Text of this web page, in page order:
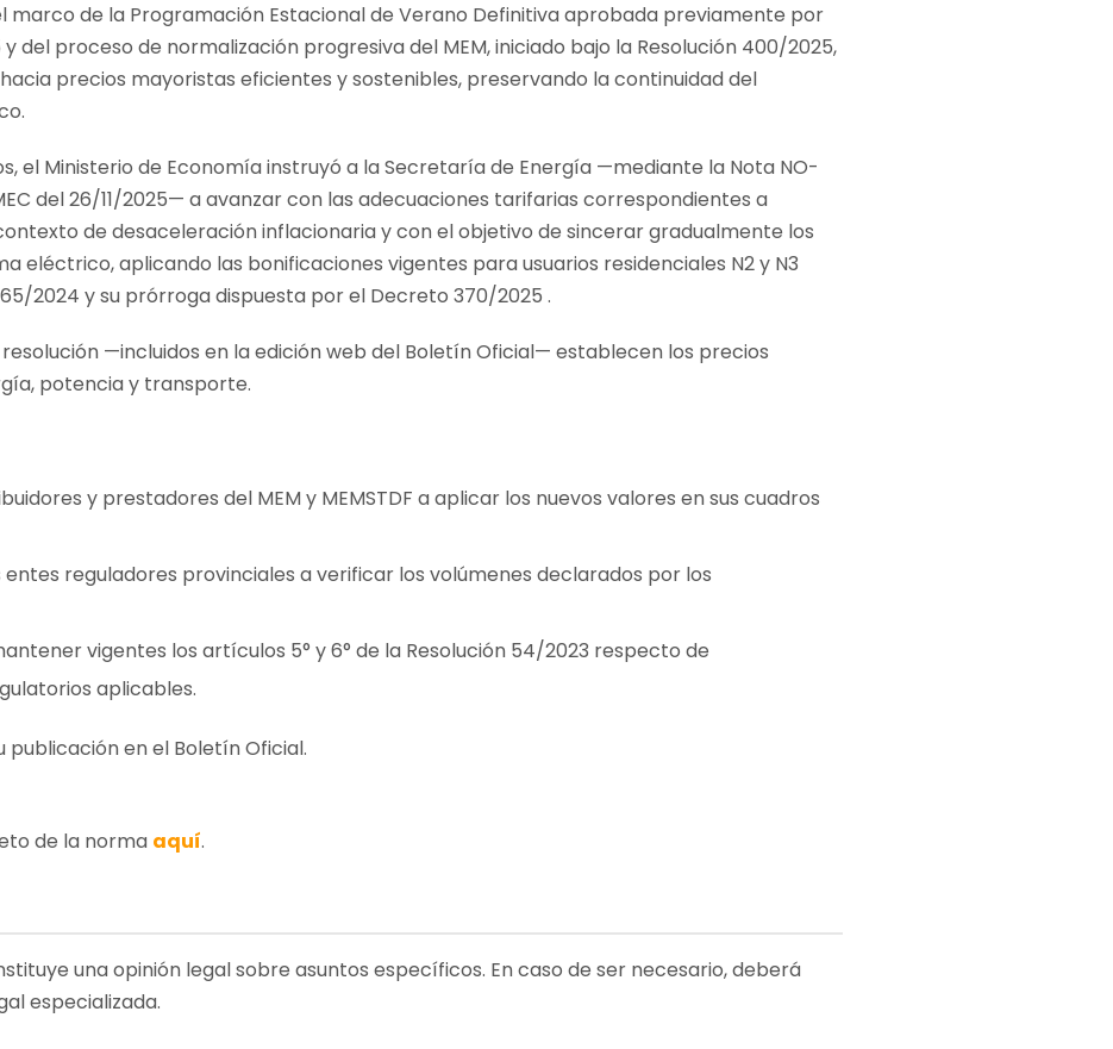
marco de la Programación Estacional de Verano Definitiva aprobada previamente por
del proceso de normalización progresiva del MEM, iniciado bajo la Resolución 400/2025,
precios mayoristas eficientes y sostenibles, preservando la continuidad del
el Ministerio de Economía instruyó a la Secretaría de Energía —mediante la Nota NO-
del 26/11/2025— a avanzar con las adecuaciones tarifarias correspondientes a
de desaceleración inflacionaria y con el objetivo de sincerar gradualmente los
eléctrico, aplicando las bonificaciones vigentes para usuarios residenciales N2 y N3
2024 y su prórroga dispuesta por el Decreto 370/2025 .
resolución —incluidos en la edición web del Boletín Oficial— establecen los precios
potencia y transporte.
y prestadores del MEM y MEMSTDF a aplicar los nuevos valores en sus cuadros
entes reguladores provinciales a verificar los volúmenes declarados por los
vigentes los artículos 5° y 6° de la Resolución 54/2023 respecto de
aplicables.
publicación en el Boletín Oficial.
de la norma aquí.
una opinión legal sobre asuntos específicos. En caso de ser necesario, deberá
especializada.